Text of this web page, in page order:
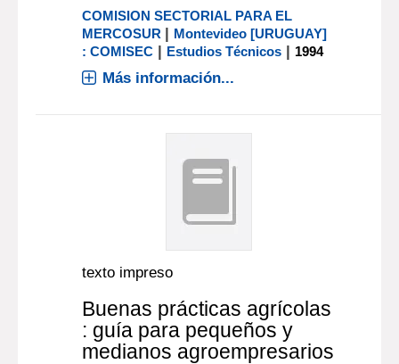
COMISION SECTORIAL PARA EL
MERCOSUR | Montevideo [URUGUAY]
: COMISEC | Estudios Técnicos | 1994
Más información...
texto impreso
Buenas prácticas agrícolas
: guía para pequeños y
medianos agroempresarios